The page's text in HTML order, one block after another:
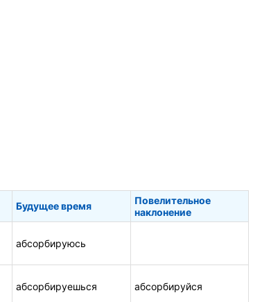
Будущее время
Повелительное
наклонение
абсорбируюсь
абсорбируешься абсорбируйся